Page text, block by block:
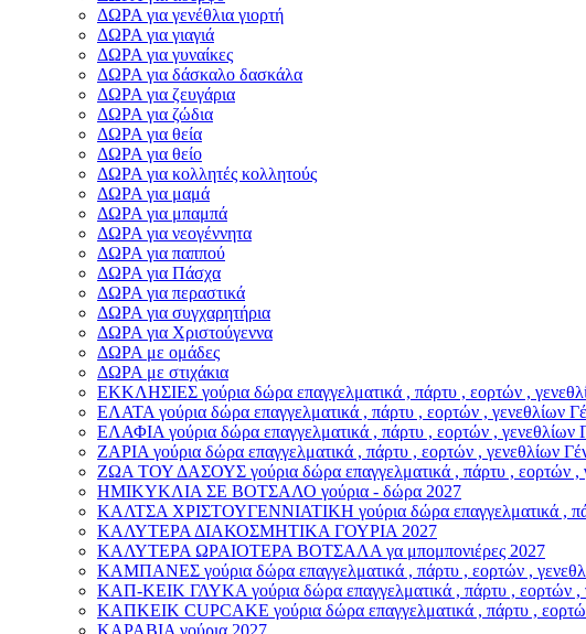
ΔΩΡΑ για γενέθλια γιορτή
ΔΩΡΑ για γιαγιά
ΔΩΡΑ για γυναίκες
ΔΩΡΑ για δάσκαλο δασκάλα
ΔΩΡΑ για ζευγάρια
ΔΩΡΑ για ζώδια
ΔΩΡΑ για θεία
ΔΩΡΑ για θείο
ΔΩΡΑ για κολλητές κολλητούς
ΔΩΡΑ για μαμά
ΔΩΡΑ για μπαμπά
ΔΩΡΑ για νεογέννητα
ΔΩΡΑ για παππού
ΔΩΡΑ για Πάσχα
ΔΩΡΑ για περαστικά
ΔΩΡΑ για συγχαρητήρια
ΔΩΡΑ για Χριστούγεννα
ΔΩΡΑ με ομάδες
ΔΩΡΑ με στιχάκια
ΕΚΚΛΗΣΙΕΣ γούρια δώρα επαγγελματικά , πάρτυ , εορτών ,
ΕΛΑΤΑ γούρια δώρα επαγγελματικά , πάρτυ , εορτών , γενεθλίων
ΕΛΑΦΙΑ γούρια δώρα επαγγελματικά , πάρτυ , εορτών , γενεθλίων
ΖΑΡΙΑ γούρια δώρα επαγγελματικά , πάρτυ , εορτών , γενεθλίων
ΖΩΑ ΤΟΥ ΔΑΣΟΥΣ γούρια δώρα επαγγελματικά , πάρτυ , εορτών ,
ΗΜΙΚΥΚΛΙΑ ΣΕ ΒΟΤΣΑΛΟ γούρια - δώρα 2027
ΚΑΛΤΣΑ ΧΡΙΣΤΟΥΓΕΝΝΙΑΤΙΚΗ γούρια δώρα επαγγελματικά ,
ΚΑΛΥΤΕΡΑ ΔΙΑΚΟΣΜΗΤΙΚΑ ΓΟΥΡΙΑ 2027
ΚΑΛΥΤΕΡΑ ΩΡΑΙΟΤΕΡΑ ΒΟΤΣΑΛΑ γα μπομπονιέρες 2027
ΚΑΜΠΑΝΕΣ γούρια δώρα επαγγελματικά , πάρτυ , εορτών ,
ΚΑΠ-ΚΕΙΚ ΓΛΥΚΑ γούρια δώρα επαγγελματικά , πάρτυ , εορτών ,
ΚΑΠΚΕΙΚ CUPCAKE γούρια δώρα επαγγελματικά , πάρτυ , εορτών
ΚΑΡΑΒΙΑ γούρια 2027